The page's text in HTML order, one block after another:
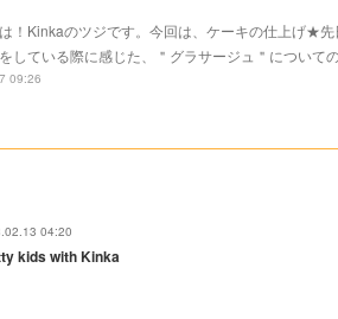
！Kinkaのツジです。今回は、ケーキの仕上げ★
している際に感じた、＂グラサージュ＂について
09:26
04:20
kids with Kinka